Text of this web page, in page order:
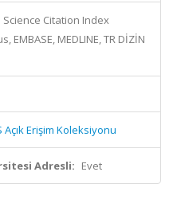
Science Citation Index
EMBASE, MEDLINE, TR DİZİN
Açık Erişim Koleksiyonu
Adresli: Evet